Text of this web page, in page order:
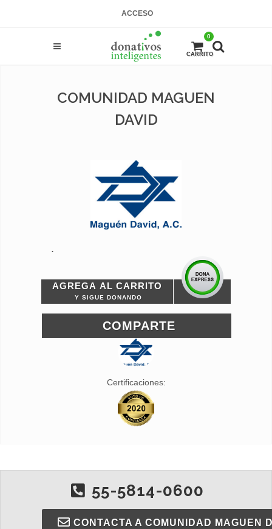
ACCESO
0
CARRITO
COMUNIDAD MAGUEN
DAVID
.
AGREGA AL CARRITO
Y SIGUE DONANDO
COMPARTE
Avalado por:
Certificaciones:
55-5814-0600
CONTACTA A COMUNIDAD MAGUEN